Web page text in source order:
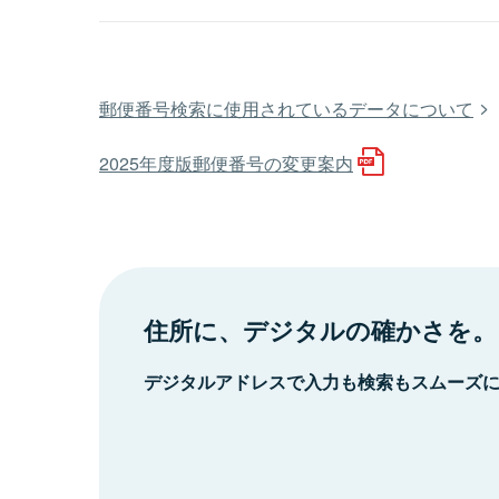
郵便番号検索に使用されているデータについて
2025年度版郵便番号の変更案内
住所に、デジタルの確かさを。
デジタルアドレスで入力も検索もスムーズ